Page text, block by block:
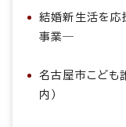
結婚新生活を
事業―
名古屋市こども
内）